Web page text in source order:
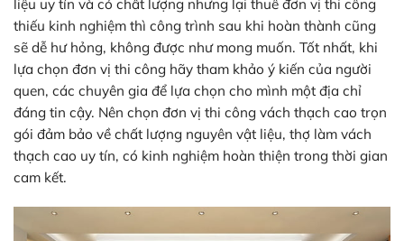
liệu uy tín và có chất lượng nhưng lại thuê đơn vị thi công
thiếu kinh nghiệm thì công trình sau khi hoàn thành cũng
sẽ dễ hư hỏng, không được như mong muốn. Tốt nhất, khi
lựa chọn đơn vị thi công hãy tham khảo ý kiến của người
quen, các chuyên gia để lựa chọn cho mình một địa chỉ
đáng tin cậy. Nên chọn đơn vị thi công vách thạch cao trọn
gói đảm bảo về chất lượng nguyên vật liệu, thợ làm vách
thạch cao uy tín, có kinh nghiệm hoàn thiện trong thời gian
cam kết.